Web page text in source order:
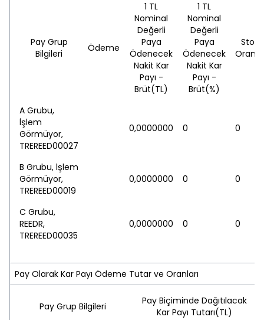
Pay Grup
Bilgileri
Ödeme
1 TL
Nominal
Değerli
Paya
Ödenecek
Nakit Kar
Payı -
Brüt(TL)
1 TL
Nominal
Değerli
Paya
Ödenecek
Nakit Kar
Payı -
Brüt(%)
A Grubu,
İşlem
Görmüyor,
TREREED00027
0,0000000 0 0
B Grubu, İşlem
Görmüyor,
TREREED00019
0,0000000 0 0
C Grubu,
REEDR,
TREREED00035
0,0000000 0 0
Pay Olarak Kar Payı Ödeme Tutar ve Oranları
Pay Grup Bilgileri
Pay Biçiminde Dağıtılacak
Kar Payı Tutarı(TL)